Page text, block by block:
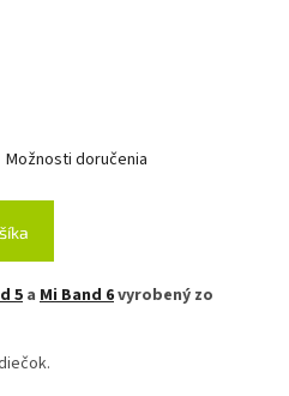
Možnosti doručenia
5 a Mi Band 6vyrobený zo